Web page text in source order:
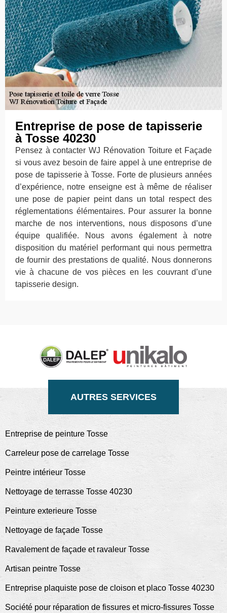
Entreprise de pose de tapisserie
à Tosse 40230
Pensez à contacter WJ Rénovation Toiture et Façade
si vous avez besoin de faire appel à une entreprise de
pose de tapisserie à Tosse. Forte de plusieurs années
d’expérience, notre enseigne est à même de réaliser
une pose de papier peint dans un total respect des
réglementations élémentaires. Pour assurer la bonne
marche de nos interventions, nous disposons d’une
équipe qualifiée. Nous avons également à notre
disposition du matériel performant qui nous permettra
de fournir des prestations de qualité. Nous donnerons
vie à chacune de vos pièces en les couvrant d’une
tapisserie design.
AUTRES SERVICES
Entreprise de peinture Tosse
Carreleur pose de carrelage Tosse
Peintre intérieur Tosse
Nettoyage de terrasse Tosse 40230
Peinture exterieure Tosse
Nettoyage de façade Tosse
Ravalement de façade et ravaleur Tosse
Artisan peintre Tosse
Entreprise plaquiste pose de cloison et placo Tosse 40230
Société pour réparation de fissures et micro-fissures Tosse